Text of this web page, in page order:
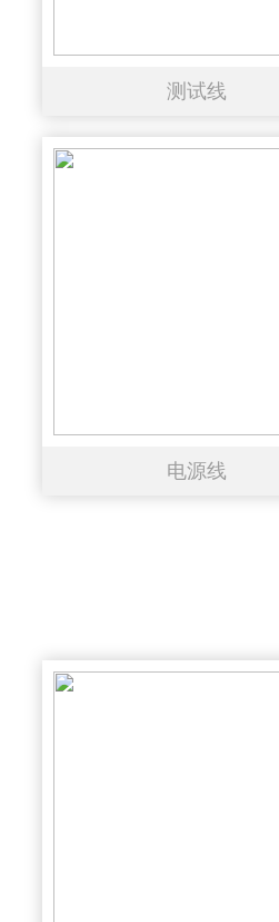
测试线
电源线